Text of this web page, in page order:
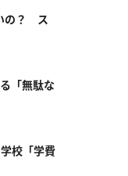
の？ ス
「無駄な
校「学費